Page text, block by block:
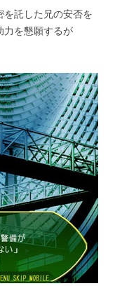
を託した兄の安否を
力を懇願するが